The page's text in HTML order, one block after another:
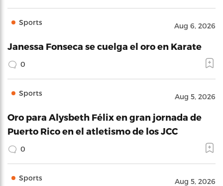
Sports Aug 6, 2026
Janessa Fonseca se cuelga el oro en Karate
0
Sports Aug 5, 2026
Oro para Alysbeth Félix en gran jornada de
Puerto Rico en el atletismo de los JCC
0
Sports Aug 5, 2026